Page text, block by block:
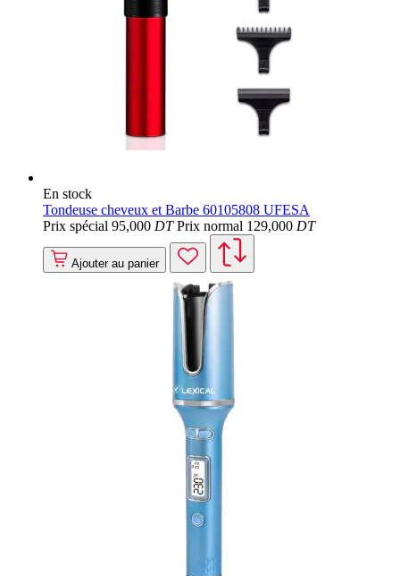
En stock
Tondeuse cheveux et Barbe 60105808 UFESA
Prix spécial 95,000 DT Prix normal 129,000 DT
Ajouter au panier